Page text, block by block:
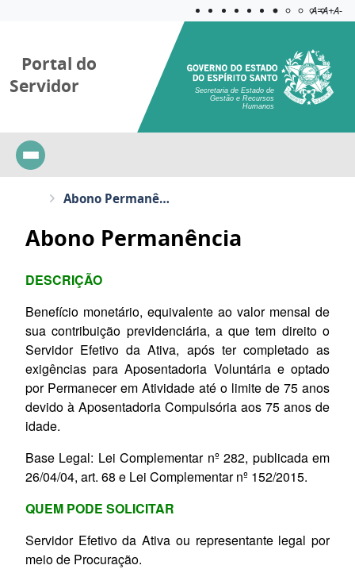
Aplicar
A=A+A-
Portal do
Servidor
Secretaria de Estado de
Gestão e Recursos
Humanos
Abono Permanência
Abono Permanência
DESCRIÇÃO
Benefício monetário, equivalente ao valor mensal de
sua contribuição previdenciária, a que tem direito o
Servidor Efetivo da Ativa, após ter completado as
exigências para Aposentadoria Voluntária e optado
por Permanecer em Atividade até o limite de 75 anos
devido à Aposentadoria Compulsória aos 75 anos de
idade.
Base Legal: Lei Complementar nº 282, publicada em
26/04/04, art. 68 e Lei Complementar nº 152/2015.
QUEM PODE SOLICITAR
Servidor Efetivo da Ativa ou representante legal por
meio de Procuração.